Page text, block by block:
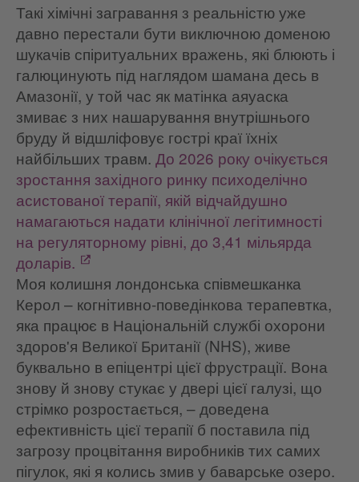
Такі хімічні загравання з реальністю уже
давно перестали бути виключною доменою
шукачів спіритуальних вражень, які блюють і
галюцинують під наглядом шамана десь в
Амазонії, у той час як матінка аяуаска
змиває з них нашарування внутрішнього
бруду й відшліфовує гострі краї їхніх
найбільших травм. До 2026 року очікується
зростання західного ринку психоделічно
асистованої терапії, якій відчайдушно
намагаються надати клінічної легітимності
на регуляторному рівні, до 3,41 мільярда
доларів.
Моя колишня лондонська співмешканка
Керол – когнітивно-поведінкова терапевтка,
яка працює в Національній службі охорони
здоров'я Великої Британії (NHS), живе
буквально в епіцентрі цієї фрустрації. Вона
знову й знову стукає у двері цієї галузі, що
стрімко розростається, – доведена
ефективність цієї терапії б поставила під
загрозу процвітання виробників тих самих
пігулок, які я колись змив у баварське озеро.